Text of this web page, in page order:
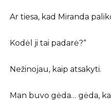
Ar tiesa, kad Miranda
Kodėl ji tai padarė?“
Nežinojau, kaip atsakyti.
Man buvo gėda… gėda,